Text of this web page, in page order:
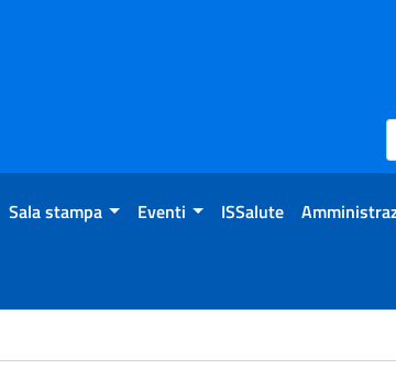
Sala stampa Eventi ISSalute